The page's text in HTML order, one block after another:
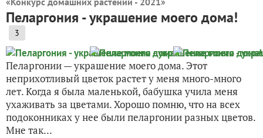
Пеларгония - украшение моего дома!
3
Пеларгонии — украшение моего дома. Этот
неприхотливый цветок растет у меня много-много
лет. Когда я была маленькой, бабушка учила меня
ухаживать за цветами. Хорошо помню, что на всех
подоконниках у нее были пеларгонии разных цветов.
Мне так...